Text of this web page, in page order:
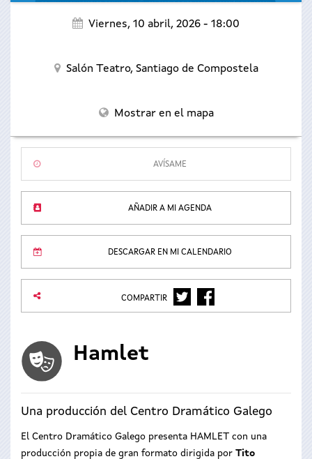
Viernes, 10 abril, 2026 - 18:00
Salón Teatro, Santiago de Compostela
Mostrar en el mapa
AVÍSAME
AÑADIR A MI AGENDA
DESCARGAR EN MI CALENDARIO
COMPARTIR TWITTERFACEBOOK
Hamlet
Una producción del Centro Dramático Galego
El Centro Dramático Galego presenta HAMLET con una
producción propia de gran formato dirigida por Tito